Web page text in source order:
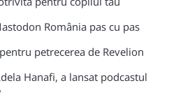
România pas cu pas
petrecerea de Revelion
Hanafi, a lansat podcastul